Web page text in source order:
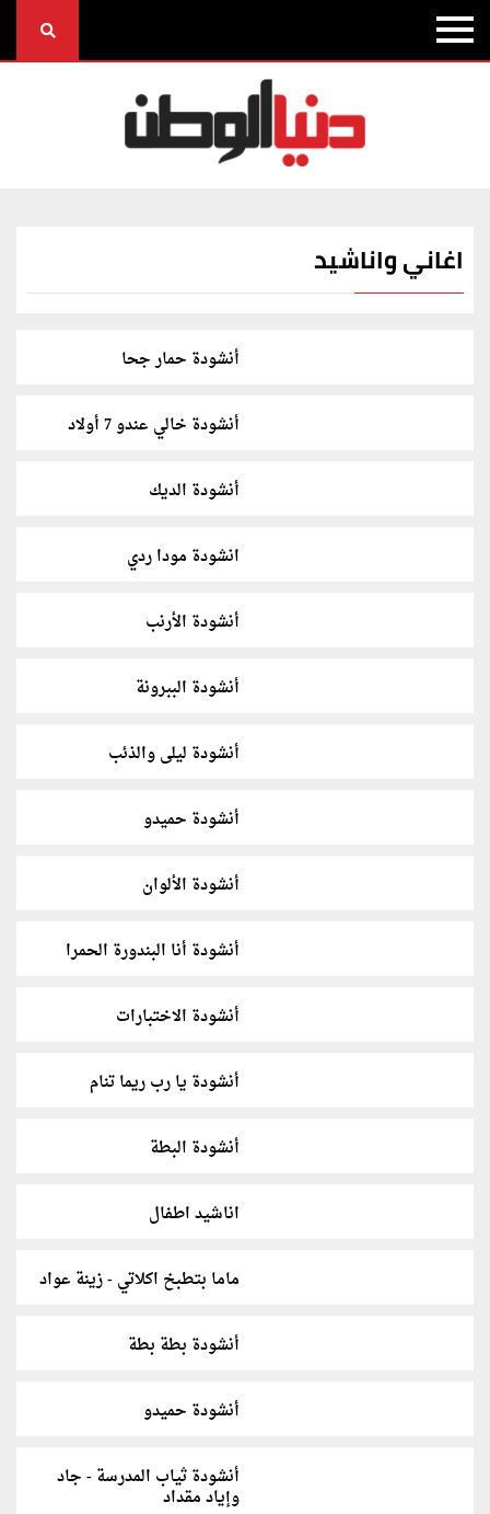
اغاني واناشيد
أنشودة حمار جحا
أنشودة خالي عندو 7 أولاد
أنشودة الديك
انشودة مودا ردي
أنشودة الأرنب
أنشودة الببرونة
أنشودة ليلى والذئب
أنشودة حميدو
أنشودة الألوان
أنشودة أنا البندورة الحمرا
أنشودة الاختبارات
أنشودة يا رب ريما تنام
أنشودة البطة
اناشيد اطفال
ماما بتطبخ اكلاتي - زينة عواد
أنشودة بطة بطة
أنشودة حميدو
أنشودة ثياب المدرسة - جاد
وإياد مقداد